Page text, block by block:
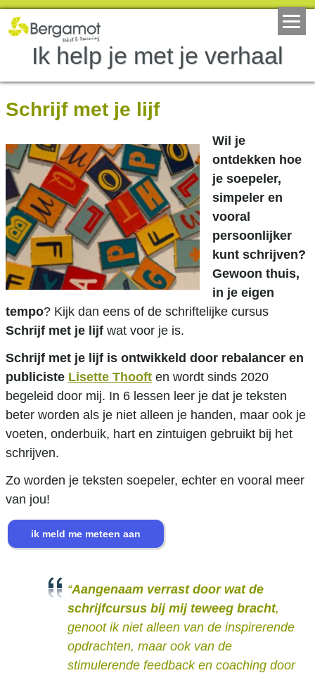
Ik help je met je verhaal
Schrijf met je lijf
Wil je
ontdekken hoe
je soepeler,
simpeler en
vooral
persoonlijker
kunt schrijven?
Gewoon thuis,
in je eigen
tempo? Kijk dan eens of de schriftelijke cursus
Schrijf met je lijf wat voor je is.
Schrijf met je lijf is ontwikkeld door rebalancer en
publiciste Lisette Thooft en wordt sinds 2020
begeleid door mij. In 6 lessen leer je dat je teksten
beter worden als je niet alleen je handen, maar ook je
voeten, onderbuik, hart en zintuigen gebruikt bij het
schrijven.
Zo worden je teksten soepeler, echter en vooral meer
van jou!
“Aangenaam verrast door wat de
schrijfcursus bij mij teweeg bracht,
genoot ik niet alleen van de inspirerende
opdrachten, maar ook van de
stimulerende feedback en coaching door